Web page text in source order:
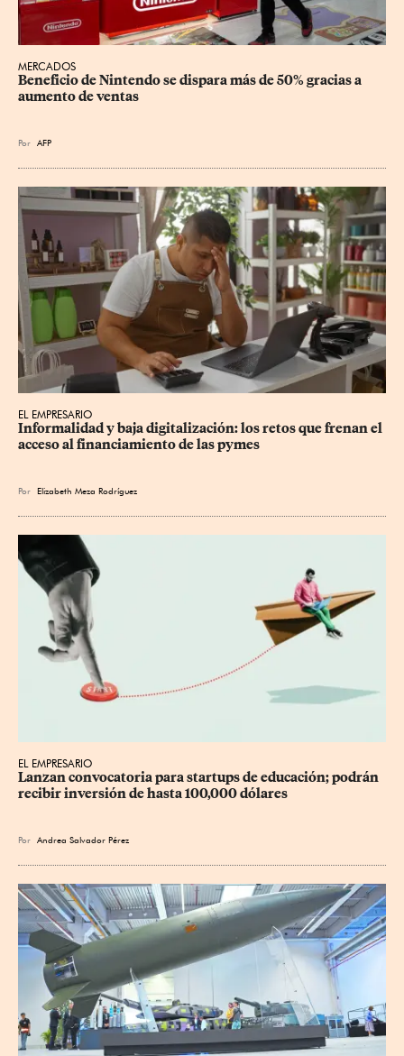
MERCADOS
Beneficio de Nintendo se dispara más de 50% gracias a
aumento de ventas
Por AFP
EL EMPRESARIO
Informalidad y baja digitalización: los retos que frenan el
acceso al financiamiento de las pymes
Por Elizabeth Meza Rodríguez
EL EMPRESARIO
Lanzan convocatoria para startups de educación; podrán
recibir inversión de hasta 100,000 dólares
Por Andrea Salvador Pérez